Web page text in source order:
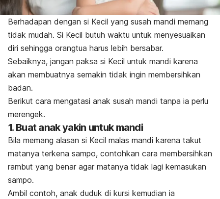
Berhadapan dengan si Kecil yang susah mandi memang
tidak mudah. Si Kecil butuh waktu untuk menyesuaikan
diri sehingga orangtua harus lebih bersabar.
Sebaiknya, jangan paksa si Kecil untuk mandi karena
akan membuatnya semakin tidak ingin membersihkan
badan.
Berikut cara mengatasi anak susah mandi tanpa ia perlu
merengek.
1. Buat anak yakin untuk mandi
Bila memang alasan si Kecil malas mandi karena takut
matanya terkena sampo, contohkan cara membersihkan
rambut yang benar agar matanya tidak lagi kemasukan
sampo.
Ambil contoh, anak duduk di kursi kemudian ia